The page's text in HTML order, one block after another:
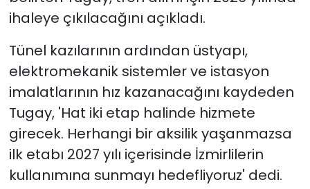
ihaleye çıkılacağını açıkladı.
Tünel kazılarının ardından üstyapı,
elektromekanik sistemler ve istasyon
imalatlarının hız kazanacağını kaydeden
Tugay, 'Hat iki etap halinde hizmete
girecek. Herhangi bir aksilik yaşanmazsa
ilk etabı 2027 yılı içerisinde İzmirlilerin
kullanımına sunmayı hedefliyoruz' dedi.